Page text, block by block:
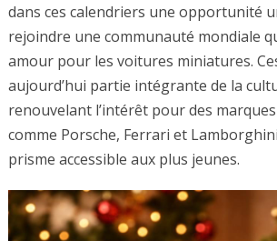
dans ces calendriers une opportunité
rejoindre une communauté mondiale
amour pour les voitures miniatures.
aujourd’hui partie intégrante de la
renouvelant l’intérêt pour des
comme Porsche, Ferrari et
prisme accessible aux plus jeunes.